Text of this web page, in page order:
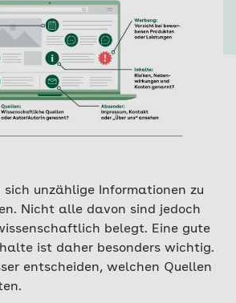
unzählige Informationen zu
Nicht alle davon sind jedoch
belegt. Eine gute
ist daher besonders wichtig.
entscheiden, welchen Quellen